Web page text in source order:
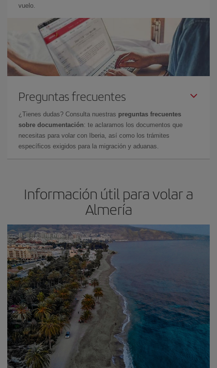
vuelo.
Preguntas frecuentes
¿Tienes dudas? Consulta nuestras preguntas frecuentes
sobre documentación: te aclaramos los documentos que
necesitas para volar con Iberia, así como los trámites
específicos exigidos para la migración y aduanas.
Información útil para volar a
Almería